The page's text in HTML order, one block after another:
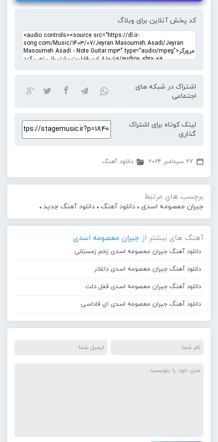
کد پخش آنلاین برای وبلاگ
اشتراک در شبکه های
اجتماعی
لینک کوتاه برای اشتراک
گذاری
27 سپتامبر 2024 دانلود آهنگ
برچسب های مرتبط
جیران معصومه اسدی ، دانلود آهنگ ، دانلود آهنگ جدید ،
آهنگ های بیشتر از جیران معصومه اسدی
دانلود آهنگ جیران معصومه اسدی زخم زمستانی
دانلود آهنگ جیران معصومه اسدی داغلار
دانلود آهنگ جیران معصومه اسدی قفل دلت
دانلود آهنگ جیران معصومه اسدی ای قاداسی